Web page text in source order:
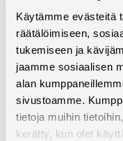
Käytämme evästeitä
räätälöimiseen,
tukemiseen ja
jaamme sosiaalisen
alan
sivustoamme.
tietoja muihin
kerätty, kun olet
Suomessa käyttö
käytännöt eivät ole
sijaan Ruotsissa
tehty tutkimus